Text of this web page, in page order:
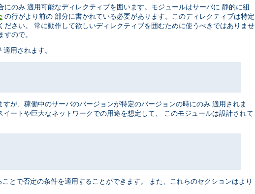
のみ 適用可能なディレクティブを囲います。モジュールはサーバに 静的に組
の行がより前の 部分に書かれている必要があります。このディレクティブは特定
さい。 常に動作して欲しいディレクティブを囲むために使うべきではありませ
ので。
用されます。
すが、稼働中のサーバのバージョンが特定のバージョンの時にのみ 適用されま
ートや巨大なネットワークでの用途を想定して、 このモジュールは設計されて
とで否定の条件を適用することができます。 また、これらのセクションはより